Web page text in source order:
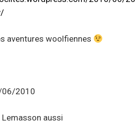
aventures woolfiennes
06/2010
Lemasson aussi